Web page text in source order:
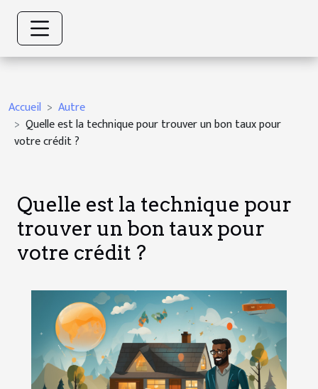
Accueil
Autre
Quelle est la technique pour trouver un bon taux pour
votre crédit ?
Quelle est la technique pour
trouver un bon taux pour
votre crédit ?